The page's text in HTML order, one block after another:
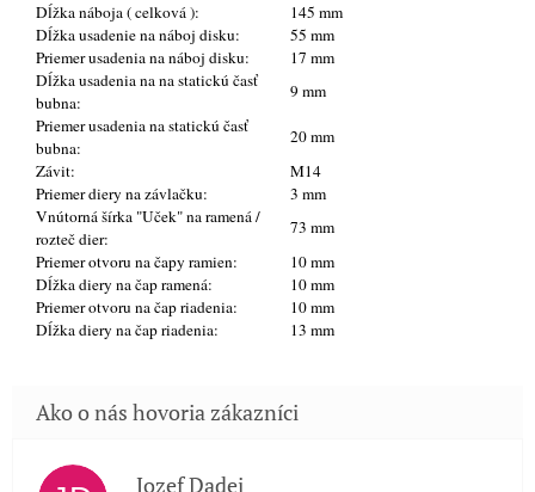
Dĺžka náboja ( celková ):
145 mm
Dĺžka usadenie na náboj disku:
55 mm
Priemer usadenia na náboj disku:
17 mm
Dĺžka usadenia na na statickú časť
bubna:
9 mm
Priemer usadenia na statickú časť
bubna:
20 mm
Závit:
M14
Priemer diery na závlačku:
3 mm
Vnútorná šírka "Uček" na ramená /
rozteč dier:
73 mm
Priemer otvoru na čapy ramien:
10 mm
Dĺžka diery na čap ramená:
10 mm
Priemer otvoru na čap riadenia:
10 mm
Dĺžka diery na čap riadenia:
13 mm
Jozef Dadej